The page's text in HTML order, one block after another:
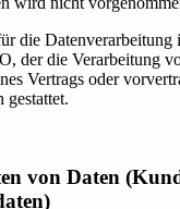
die Datenverarbeitung
der die Verarbeitung
Vertrags oder
gestattet.
von Daten